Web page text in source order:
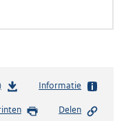
b
s
Informatie
Delen